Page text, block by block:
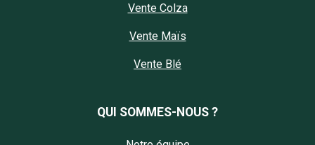
Vente Colza
Vente Maïs
Vente Blé
QUI SOMMES-NOUS ?